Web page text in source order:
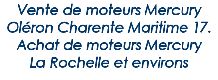
Vente de moteurs Mercury
Oléron Charente Maritime 17.
Achat de moteurs Mercury
La Rochelle et environs